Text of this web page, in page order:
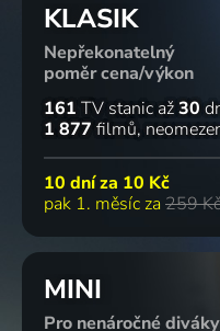
KLASIK
Nepřekonatelný
poměr cena/výkon
161 TV stanic až30
1 877 filmů
10 dní za 10 Kč
pak 1. měsíc za 259 Kč
MINI
Pro nenáročné diváky